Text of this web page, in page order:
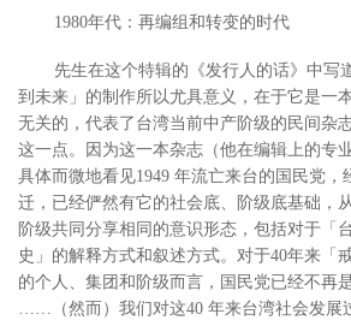
1980年代：再编组和转变的时代
先生在这个特辑的《发行人的话》中写
到未来」的制作所以尤具意义，在于它是一
无关的，代表了台湾当前中产阶级的民间杂
这一点。因为这一本杂志（他在编辑上的专
具体而微地看见1949 年流亡来台的国民党，
迁，已经俨然有它的社会底、阶级底基础，
阶级共同分享相同的意识形态，包括对于「
史」的解释方式和叙述方式。对于40年来「
的个人、集团和阶级而言，国民党已经不再
……（然而）我们对这40 年来台湾社会发